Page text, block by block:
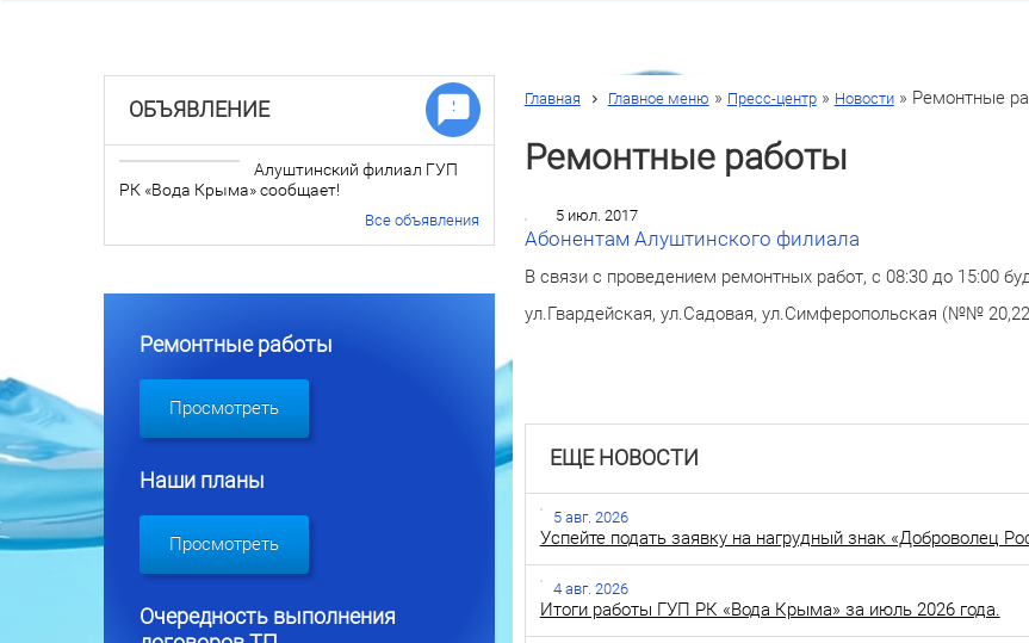
Главная Главное меню » Пресс-центр» Новости» Ремонтные
Ремонтные работы
5 июл. 2017
Абонентам Алуштинского филиала
В связи с проведением ремонтных работ, с 08:30 до 15:00
ул.Гвардейская, ул.Садовая, ул.Симферопольская (№№
ЕЩЕ НОВОСТИ
5 авг. 2026
Успейте подать заявку на нагрудный знак «Доброволец
4 авг. 2026
Итоги работы ГУП РК «Вода Крыма» за июль 2026 года.
ОБЪЯВЛЕНИЕ
Алуштинский филиал ГУП
РК «Вода Крыма» сообщает!
Все объявления
Ремонтные работы
Просмотреть
Наши планы
Просмотреть
Очередность выполнения